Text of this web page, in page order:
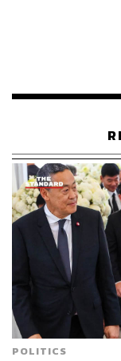
POLITICS